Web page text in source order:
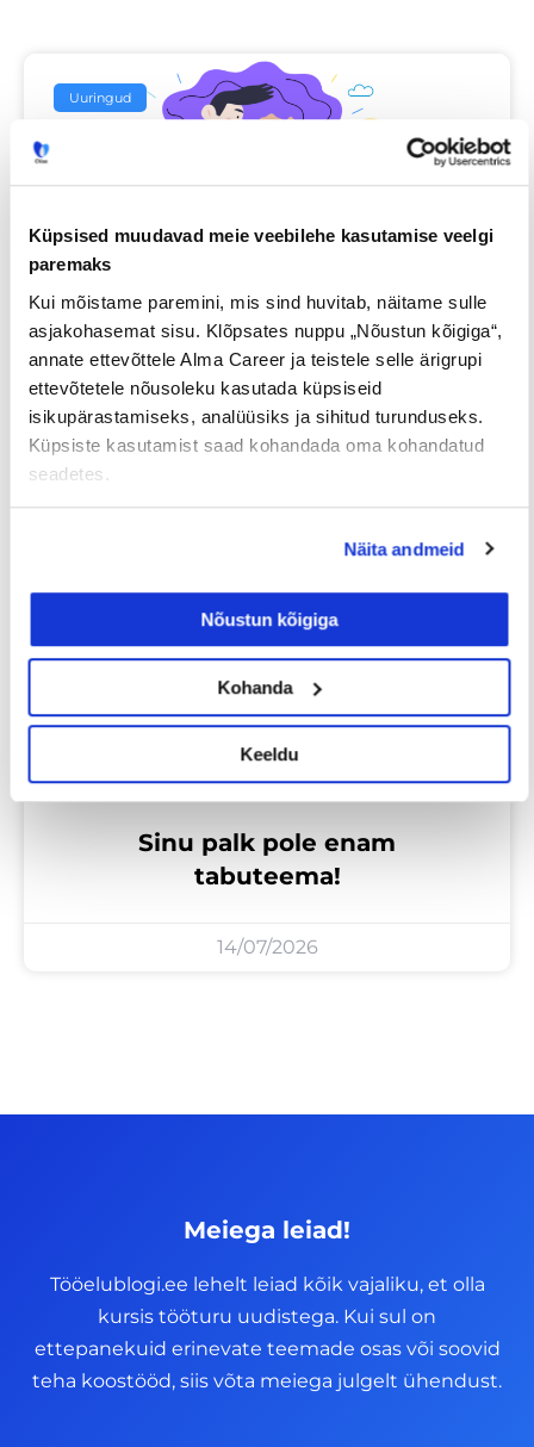
Küpsised muudavad meie veebilehe kasutamise veelgi
paremaks
Kui mõistame paremini, mis sind huvitab, näitame sulle
asjakohasemat sisu. Klõpsates nuppu „Nõustun kõigiga“,
annate ettevõttele Alma Career ja teistele selle ärigrupi
ettevõtetele nõusoleku kasutada küpsiseid
isikupärastamiseks, analüüsiks ja sihitud turunduseks.
Küpsiste kasutamist saad kohandada oma kohandatud
seadetes.
Näita andmeid
Nõustun kõigiga
Kohanda
Keeldu
Uuringud
Iga neljas eestlane on käinud
tööintervjuul ilma tegeliku
vahetuskavatsuseta
Tööotsijale
Sinu palk pole enam
tabuteema!
14/07/2026
Meiega leiad!
Tööelublogi.ee lehelt leiad kõik vajaliku, et olla
kursis tööturu uudistega. Kui sul on
ettepanekuid erinevate teemade osas või soovid
teha koostööd, siis võta meiega julgelt ühendust.